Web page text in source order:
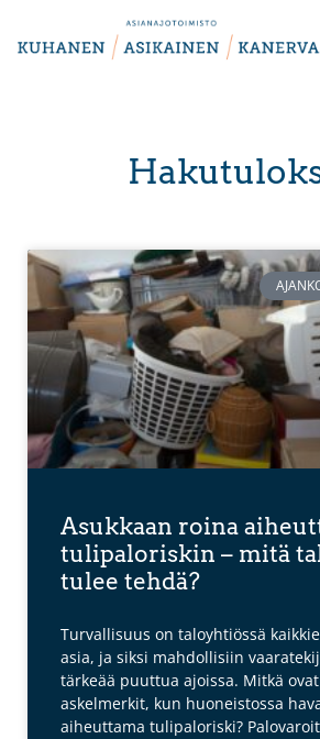
Asukkaan roina
tulipaloriskin – mitä
tulee tehdä?
Turvallisuus on taloyhtiössä
asia, ja siksi mahdollisiin
tärkeää puuttua ajoissa. Mitkä
askelmerkit, kun huoneistossa
aiheuttama tulipaloriski?